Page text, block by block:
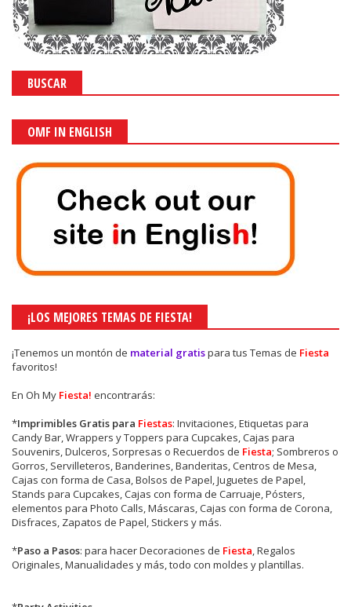
BUSCAR
OMF IN ENGLISH
¡LOS MEJORES TEMAS DE FIESTA!
¡Tenemos un montón de material gratispara tus Temas de Fiesta
favoritos!
En Oh My Fiesta! encontrarás:
*Imprimibles Gratis para Fiestas: Invitaciones, Etiquetas para
Candy Bar, Wrappers y Toppers para Cupcakes, Cajas para
Souvenirs, Dulceros, Sorpresas o Recuerdos de Fiesta; Sombreros o
Gorros, Servilleteros, Banderines, Banderitas, Centros de Mesa,
Cajas con forma de Casa, Bolsos de Papel, Juguetes de Papel,
Stands para Cupcakes, Cajas con forma de Carruaje, Pósters,
elementos para Photo Calls, Máscaras, Cajas con forma de Corona,
Disfraces, Zapatos de Papel, Stickers y más.
*Paso a Pasos: para hacer Decoraciones de Fiesta, Regalos
Originales, Manualidades y más, todo con moldes y plantillas.